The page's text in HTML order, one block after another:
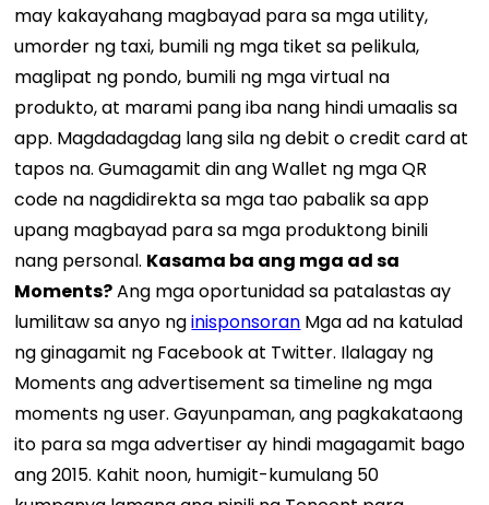
may kakayahang magbayad para sa mga utility,
umorder ng taxi, bumili ng mga tiket sa pelikula,
maglipat ng pondo, bumili ng mga virtual na
produkto, at marami pang iba nang hindi umaalis sa
app. Magdadagdag lang sila ng debit o credit card at
tapos na. Gumagamit din ang Wallet ng mga QR
code na nagdidirekta sa mga tao pabalik sa app
upang magbayad para sa mga produktong binili
nang personal. Kasama ba ang mga ad sa
Moments?Ang mga oportunidad sa patalastas ay
lumilitaw sa anyo nginisponsoran Mga ad na katulad
ng ginagamit ng Facebook at Twitter. Ilalagay ng
Moments ang advertisement sa timeline ng mga
moments ng user. Gayunpaman, ang pagkakataong
ito para sa mga advertiser ay hindi magagamit bago
ang 2015. Kahit noon, humigit-kumulang 50